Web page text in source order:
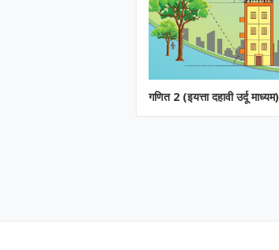
गणित 2 (इयत्ता दहावी उर्दू माध्यम)